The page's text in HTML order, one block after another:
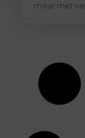
maar met